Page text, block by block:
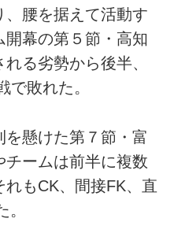
、腰を据えて活動す
幕の第５節・高知
る劣勢から後半、
で敗れた。
懸けた第７節・富
チームは前半に複数
もCK、間接FK、直